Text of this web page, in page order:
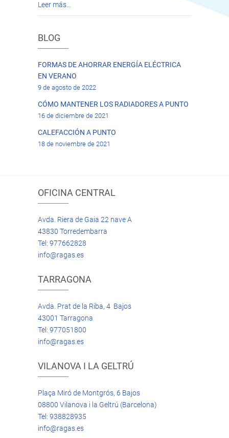
Leer más…
BLOG
FORMAS DE AHORRAR ENERGÍA ELÉCTRICA
EN VERANO
9 de agosto de 2022
CÓMO MANTENER LOS RADIADORES A PUNTO
16 de diciembre de 2021
CALEFACCIÓN A PUNTO
18 de noviembre de 2021
OFICINA CENTRAL
Avda. Riera de Gaia 22 nave A
43830 Torredembarra
Tel: 977662828
info@ragas.es
TARRAGONA
Avda. Prat de la Riba, 4 Bajos
43001 Tarragona
Tel: 977051800
info@ragas.es
VILANOVA I LA GELTRÚ
Plaça Miró de Montgrós, 6 Bajos
08800 Vilanova i la Geltrú (Barcelona)
Tel: 938828935
info@ragas.es